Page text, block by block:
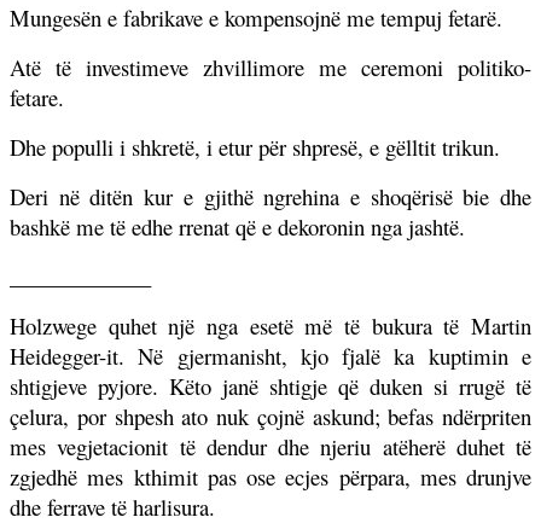
Mungesën e fabrikave e kompensojnë me tempuj fetarë.
Atë të investimeve zhvillimore me ceremoni politiko-
fetare.
Dhe populli i shkretë, i etur për shpresë, e gëlltit trikun.
Deri në ditën kur e gjithë ngrehina e shoqërisë bie dhe
bashkë me të edhe rrenat që e dekoronin nga jashtë.
Holzwege quhet një nga esetë më të bukura të Martin
Heidegger-it. Në gjermanisht, kjo fjalë ka kuptimin e
shtigjeve pyjore. Këto janë shtigje që duken si rrugë të
çelura, por shpesh ato nuk çojnë askund; befas ndërpriten
mes vegjetacionit të dendur dhe njeriu atëherë duhet të
zgjedhë mes kthimit pas ose ecjes përpara, mes drunjve
dhe ferrave të harlisura.